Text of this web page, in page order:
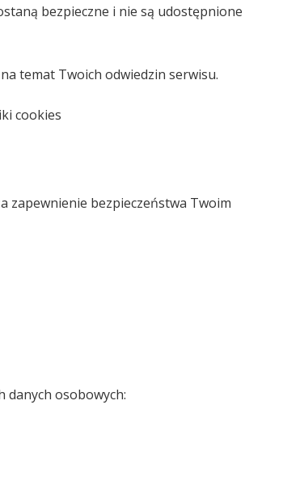
bezpieczne i nie są udostępnione
temat Twoich odwiedzin serwisu.
cookies
zapewnienie bezpieczeństwa Twoim
danych osobowych: